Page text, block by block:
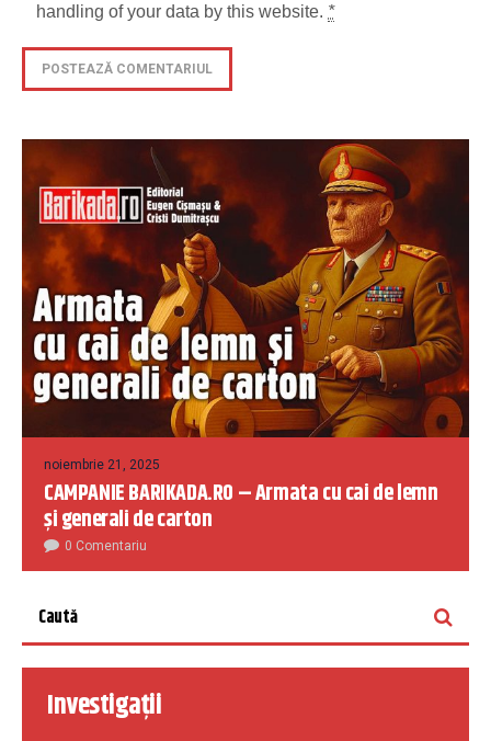
handling of your data by this website. *
noiembrie 21, 2025
CAMPANIE BARIKADA.RO – Armata cu cai de lemn
și generali de carton
0 Comentariu
Investigații